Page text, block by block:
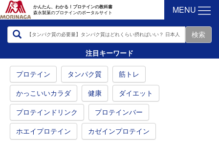
かんたん、わかる！プロテインの教科書
森永製菓のプロテインのポータルサイト
MENU
注目キーワード
プロテイン タンパク質 筋トレ
かっこいいカラダ 健康 ダイエット
プロテインドリンク プロテインバー
ホエイプロテイン カゼインプロテイン